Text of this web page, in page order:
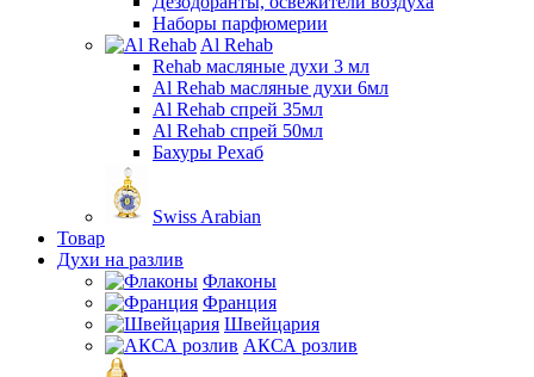
Наборы парфюмерии
Al Rehab
Rehab масляные духи 3 мл
Al Rehab масляные духи 6мл
Al Rehab спрей 35мл
Al Rehab спрей 50мл
Бахуры Рехаб
Swiss Arabian
Товар
Духи на разлив
Флаконы
Франция
Швейцария
АКСА розлив